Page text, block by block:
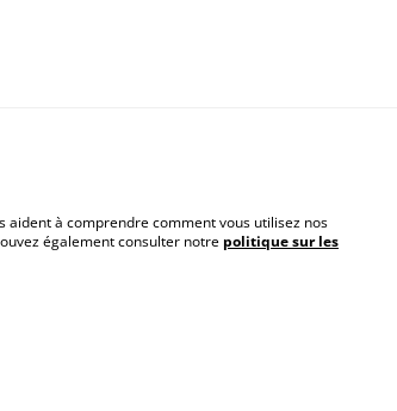
aident à comprendre comment vous utilisez nos
également consulter notre politique sur les